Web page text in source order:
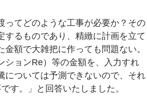
てどのような工事が必要か？その
るものであり、精緻に計画を立て
額で大雑把に作っても問題ない。
ションRe）等の金額を、入力すれ
については予測できないので、それ
す。」と回答いたしました。